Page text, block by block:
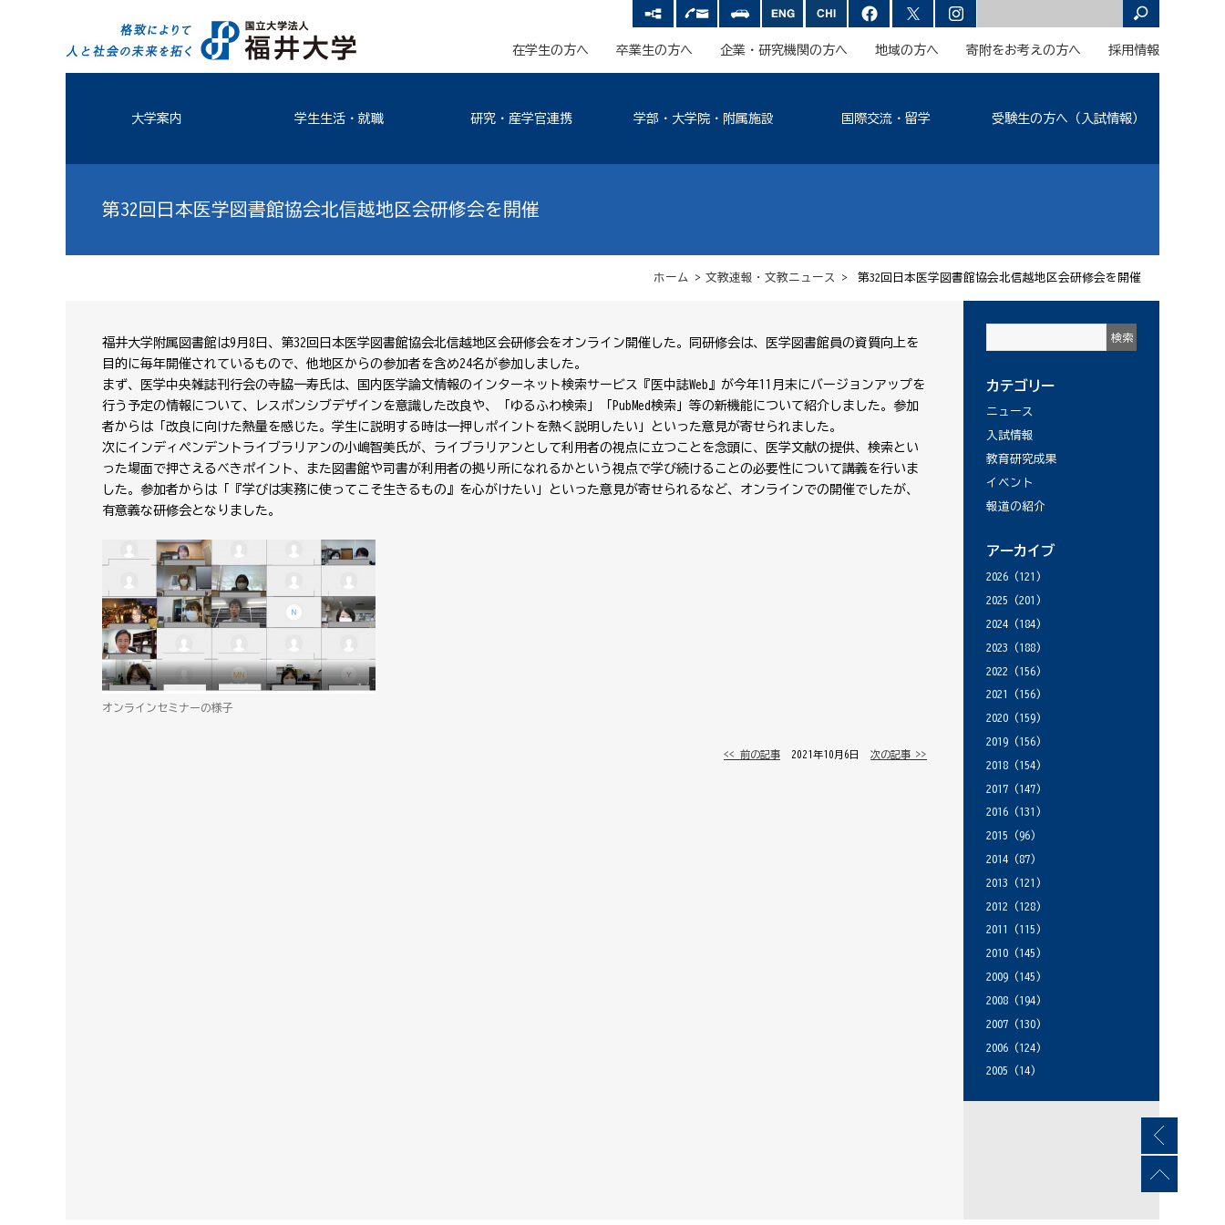
在学生の方へ 卒業生の方へ 企業・研究機関の方へ 地域の方へ 寄附をお考えの方へ 採用情報
大学案内 学生生活・就職 研究・産学官連携 学部・大学院・附属施設 国際交流・留学 受験生の方へ（入試情報）
第32回日本医学図書館協会北信越地区会研修会を開催
ホーム > 文教速報・文教ニュース > 第32回日本医学図書館協会北信越地区会研修会を開催
福井大学附属図書館は9月8日、第32回日本医学図書館協会北信越地区会研修会をオンライン開催した。同研修会は、医学図書館員の資質向上を
目的に毎年開催されているもので、他地区からの参加者を含め24名が参加しました。
まず、医学中央雑誌刊行会の寺脇一寿氏は、国内医学論文情報のインターネット検索サービス『医中誌Web』が今年11月末にバージョンアップを
行う予定の情報について、レスポンシブデザインを意識した改良や、「ゆるふわ検索」「PubMed検索」等の新機能について紹介しました。参加
者からは「改良に向けた熱量を感じた。学生に説明する時は一押しポイントを熱く説明したい」といった意見が寄せられました。
次にインディペンデントライブラリアンの小嶋智美氏が、ライブラリアンとして利用者の視点に立つことを念頭に、医学文献の提供、検索とい
った場面で押さえるべきポイント、また図書館や司書が利用者の拠り所になれるかという視点で学び続けることの必要性について講義を行いま
した。参加者からは「『学びは実務に使ってこそ生きるもの』を心がけたい」といった意見が寄せられるなど、オンラインでの開催でしたが、
有意義な研修会となりました。
オンラインセミナーの様子
<< 前の記事 │ 2021年10月6日 │ 次の記事 >>
カテゴリー
ニュース
入試情報
教育研究成果
イベント
報道の紹介
アーカイブ
2026 (121)
2025 (201)
2024 (184)
2023 (188)
2022 (156)
2021
(156)
2020 (159)
2019 (156)
2018 (154)
2017 (147)
2016 (131)
2015 (96)
2014 (87)
2013 (121)
2012 (128)
2011
(115)
2010 (145)
2009 (145)
2008 (194)
2007 (130)
2006 (124)
2005 (14)